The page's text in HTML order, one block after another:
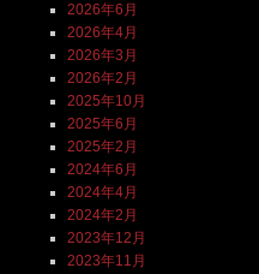
2026年6月
2026年4月
2026年3月
2026年2月
2025年10月
2025年6月
2025年2月
2024年6月
2024年4月
2024年2月
2023年12月
2023年11月